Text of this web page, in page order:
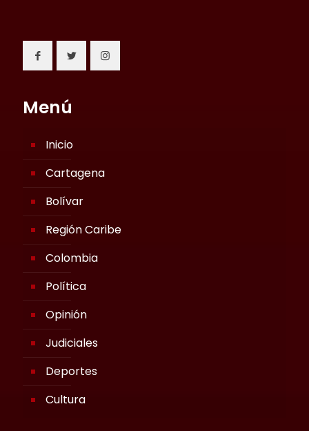
Menú
Inicio
Cartagena
Bolívar
Región Caribe
Colombia
Política
Opinión
Judiciales
Deportes
Cultura